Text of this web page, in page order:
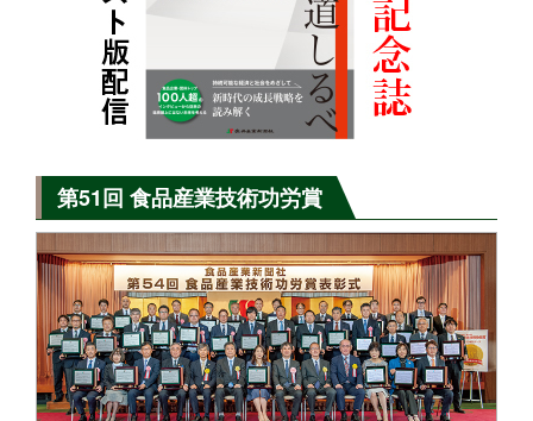
第51回 食品産業技術功労賞